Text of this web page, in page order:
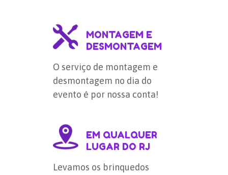
MONTAGEM E
DESMONTAGEM
O serviço de montagem e
desmontagem no dia do
evento é por nossa conta!
EM QUALQUER
LUGAR DO RJ
Levamos os brinquedos